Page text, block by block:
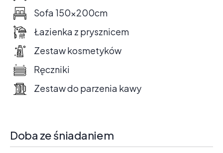
Sofa 150x200cm
Łazienka z prysznicem
Zestaw kosmetyków
Ręczniki
Zestaw do parzenia kawy
Doba ze śniadaniem